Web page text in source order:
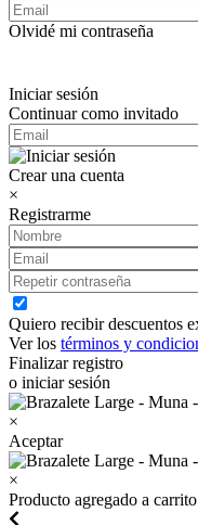
Olvidé mi contraseña
Iniciar sesión
Continuar como invitado
Crear una cuenta
×
Registrarme
Quiero recibir descuentos
Ver los términos y
Finalizar registro
o iniciar sesión
×
Aceptar
×
Producto agregado a carrito